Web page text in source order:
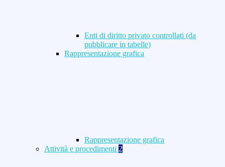
Enti di diritto privato controllati (da
pubblicare in tabelle)
Rappresentazione grafica
Rappresentazione grafica
Attività e procedimenti 2